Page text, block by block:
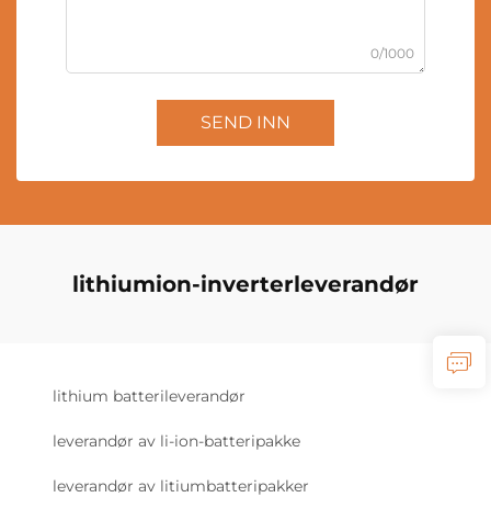
0/1000
SEND INN
lithiumion-inverterleverandør
lithium batterileverandør
leverandør av li-ion-batteripakke
leverandør av litiumbatteripakker